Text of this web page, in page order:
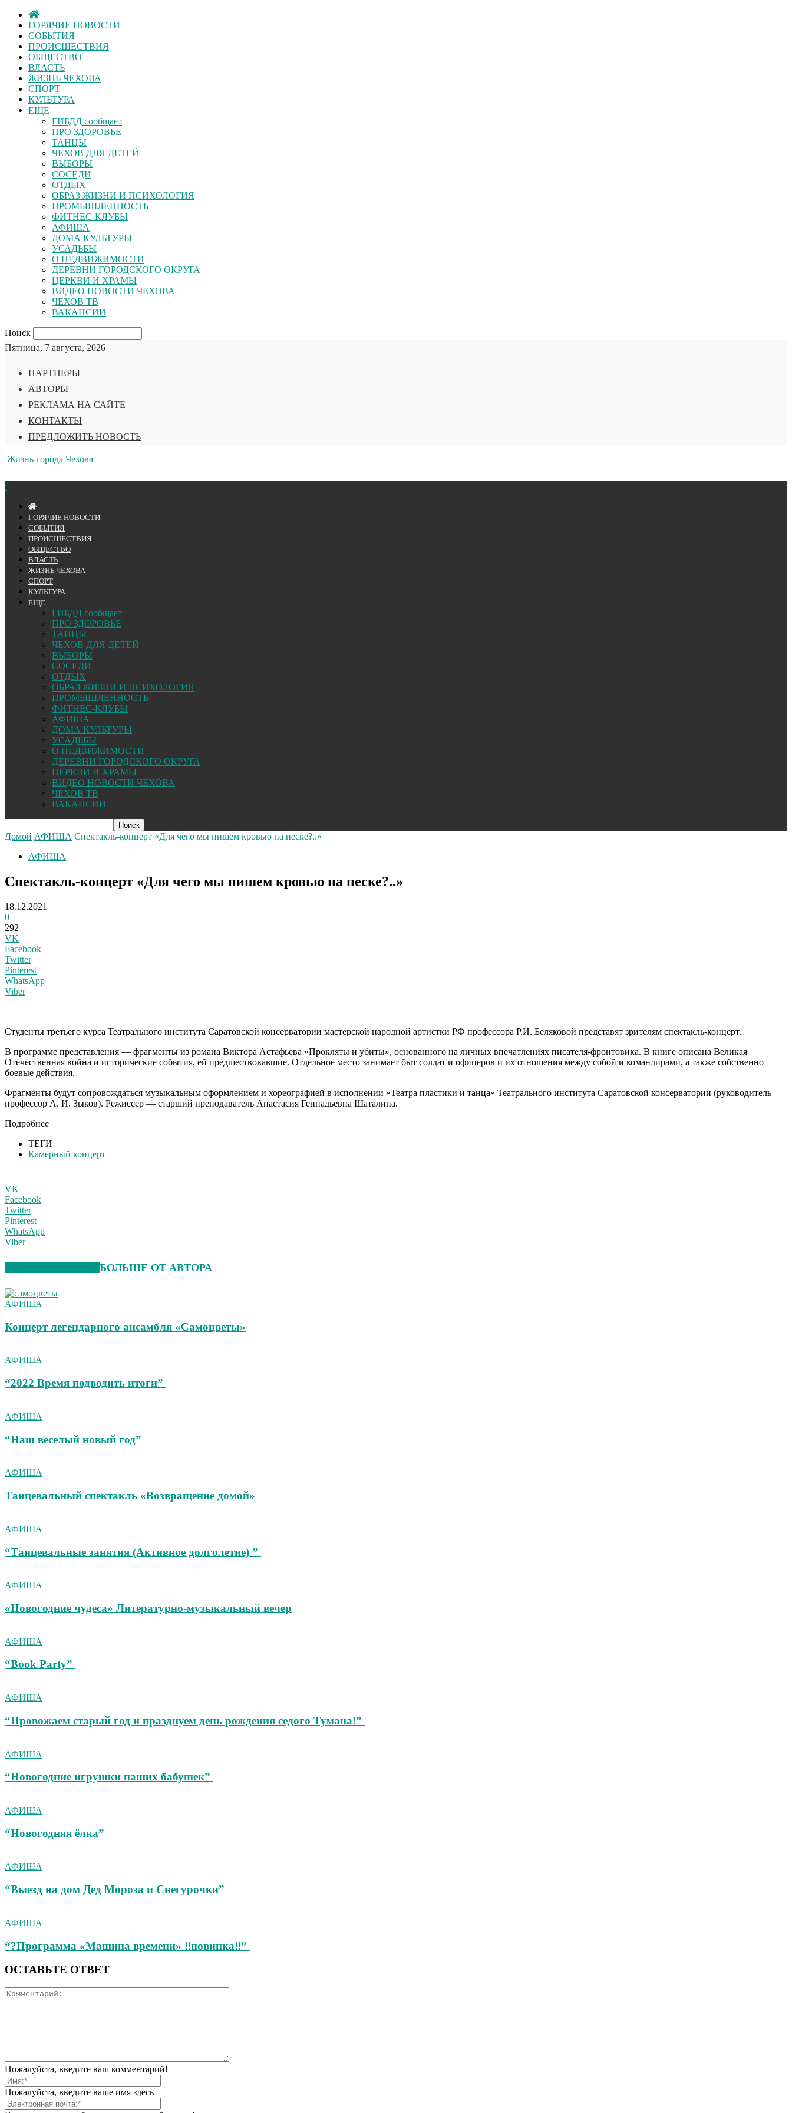
ГОРЯЧИЕ НОВОСТИ
СОБЫТИЯ
ПРОИСШЕСТВИЯ
ОБЩЕСТВО
ВЛАСТЬ
ЖИЗНЬ ЧЕХОВА
СПОРТ
КУЛЬТУРА
ЕЩЕ
ГИБДД сообщает
ПРО ЗДОРОВЬЕ
ТАНЦЫ
ЧЕХОВ ДЛЯ ДЕТЕЙ
ВЫБОРЫ
СОСЕДИ
ОТДЫХ
ОБРАЗ ЖИЗНИ И ПСИХОЛОГИЯ
ПРОМЫШЛЕННОСТЬ
ФИТНЕС-КЛУБЫ
АФИША
ДОМА КУЛЬТУРЫ
УСАДЬБЫ
О НЕДВИЖИМОСТИ
ДЕРЕВНИ ГОРОДСКОГО ОКРУГА
ЦЕРКВИ И ХРАМЫ
ВИДЕО НОВОСТИ ЧЕХОВА
ЧЕХОВ ТВ
ВАКАНСИИ
Поиск
Пятница, 7 августа, 2026
ПАРТНЕРЫ
АВТОРЫ
РЕКЛАМА НА САЙТЕ
КОНТАКТЫ
ПРЕДЛОЖИТЬ НОВОСТЬ
Жизнь города Чехова
ГОРЯЧИЕ НОВОСТИ
СОБЫТИЯ
ПРОИСШЕСТВИЯ
ОБЩЕСТВО
ВЛАСТЬ
ЖИЗНЬ ЧЕХОВА
СПОРТ
КУЛЬТУРА
ЕЩЕ
ГИБДД сообщает
ПРО ЗДОРОВЬЕ
ТАНЦЫ
ЧЕХОВ ДЛЯ ДЕТЕЙ
ВЫБОРЫ
СОСЕДИ
ОТДЫХ
ОБРАЗ ЖИЗНИ И ПСИХОЛОГИЯ
ПРОМЫШЛЕННОСТЬ
ФИТНЕС-КЛУБЫ
АФИША
ДОМА КУЛЬТУРЫ
УСАДЬБЫ
О НЕДВИЖИМОСТИ
ДЕРЕВНИ ГОРОДСКОГО ОКРУГА
ЦЕРКВИ И ХРАМЫ
ВИДЕО НОВОСТИ ЧЕХОВА
ЧЕХОВ ТВ
ВАКАНСИИ
Домой АФИША Спектакль-концерт «Для чего мы пишем кровью на песке?..»
АФИША
Спектакль-концерт «Для чего мы пишем кровью на песке?..»
18.12.2021
0
292
VK
Facebook
Twitter
Pinterest
WhatsApp
Viber
Студенты третьего курса Театрального института Саратовской консерватории мастерской народной артистки РФ профессора Р.И. Беляковой представят зрителям спектакль-концерт.
В программе представления — фрагменты из романа Виктора Астафьева «Прокляты и убиты», основанного на личных впечатлениях писателя-фронтовика. В книге описана Великая
Отечественная война и исторические события, ей предшествовавшие. Отдельное место занимает быт солдат и офицеров и их отношения между собой и командирами, а также собственно
боевые действия.
Фрагменты будут сопровождаться музыкальным оформлением и хореографией в исполнении «Театра пластики и танца» Театрального института Саратовской консерватории (руководитель —
профессор А. И. Зыков). Режиссер — старший преподаватель Анастасия Геннадьевна Шаталина.
Подробнее
ТЕГИ
Камерный концерт
VK
Facebook
Twitter
Pinterest
WhatsApp
Viber
БОЛЬШЕ ОТ АВТОРА
АФИША
Концерт легендарного ансамбля «Самоцветы»
АФИША
“2022 Время подводить итоги”
АФИША
“Наш веселый новый год”
АФИША
Танцевальный спектакль «Возвращение домой»
АФИША
“Танцевальные занятия (Активное долголетие) ”
АФИША
«Новогодние чудеса» Литературно-музыкальный вечер
АФИША
“Book Party”
АФИША
“Провожаем старый год и празднуем день рождения седого Тумана!”
АФИША
“Новогодние игрушки наших бабушек”
АФИША
“Новогодняя ёлка”
АФИША
“Выезд на дом Дед Мороза и Снегурочки”
АФИША
“?Программа «Машина времени» ‼новинка‼”
ОСТАВЬТЕ ОТВЕТ
Пожалуйста, введите ваш комментарий!
Пожалуйста, введите ваше имя здесь